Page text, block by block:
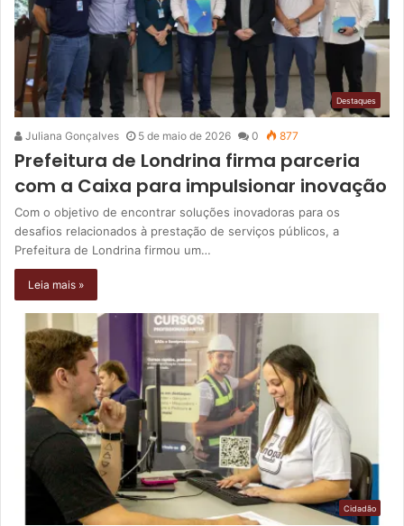
Destaques
Juliana Gonçalves 5 de maio de 2026 0 877
Prefeitura de Londrina firma parceria
com a Caixa para impulsionar inovação
Com o objetivo de encontrar soluções inovadoras para os
desafios relacionados à prestação de serviços públicos, a
Prefeitura de Londrina firmou um…
Leia mais »
Cidadão